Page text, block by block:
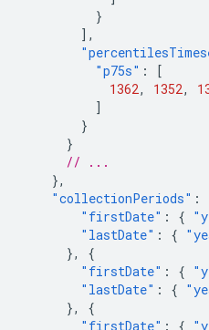
}
],
"p75s" :
[
1362, 1352,
]
}
}
// ...
},
"collectionPeriods" :
"firstDate" : {
"lastDate" : {
},
{
"firstDate" : {
"lastDate" : {
},
{
"firstDate" : {